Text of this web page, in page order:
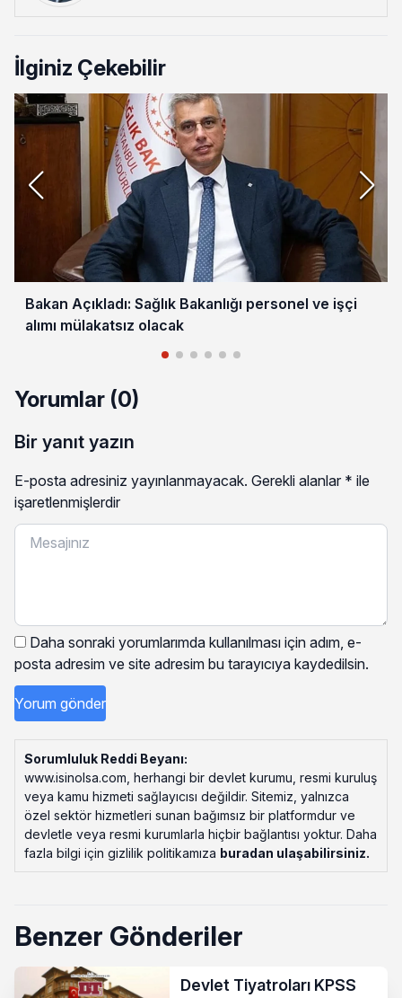
İlginiz Çekebilir
Bakan Açıkladı: Sağlık Bakanlığı personel ve işçi
alımı mülakatsız olacak
Yorumlar (0)
Bir yanıt yazın
E-posta adresiniz yayınlanmayacak. Gerekli alanlar * ile
işaretlenmişlerdir
Daha sonraki yorumlarımda kullanılması için adım, e-
posta adresim ve site adresim bu tarayıcıya kaydedilsin.
Sorumluluk Reddi Beyanı:
www.isinolsa.com, herhangi bir devlet kurumu, resmi kuruluş
veya kamu hizmeti sağlayıcısı değildir. Sitemiz, yalnızca
özel sektör hizmetleri sunan bağımsız bir platformdur ve
devletle veya resmi kurumlarla hiçbir bağlantısı yoktur. Daha
fazla bilgi için gizlilik politikamıza buradan ulaşabilirsiniz.
Benzer Gönderiler
Devlet Tiyatroları KPSS